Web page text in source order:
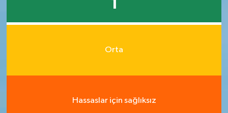
1
Orta
Hassaslar için sağlıksız